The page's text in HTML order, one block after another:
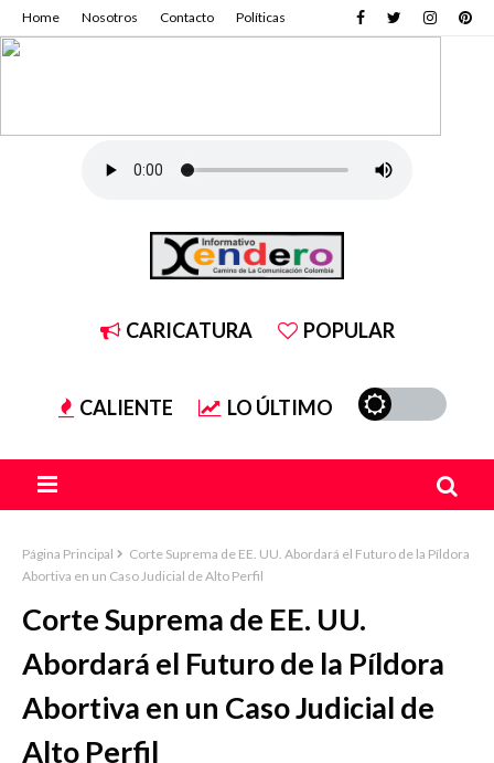
Home Nosotros Contacto Políticas
CARICATURA POPULAR
CALIENTE LO ÚLTIMO
Página Principal
Corte Suprema de EE. UU. Abordará el Futuro de la Píldora
Abortiva en un Caso Judicial de Alto Perfil
Corte Suprema de EE. UU.
Abordará el Futuro de la Píldora
Abortiva en un Caso Judicial de
Alto Perfil